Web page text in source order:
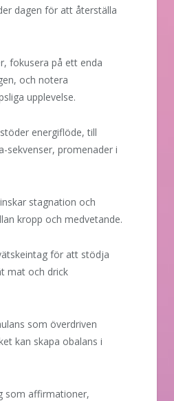
dagen för att återställa
fokusera på ett enda
och notera
upplevelse.
energiflöde, till
sekvenser, promenader i
stagnation och
kropp och medvetande.
för att stödja
mat och drick
som överdriven
kan skapa obalans i
som affirmationer,